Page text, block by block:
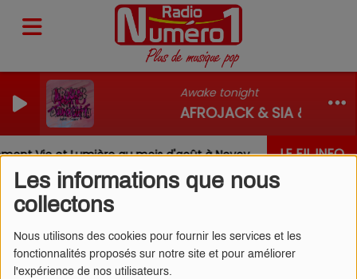
Les informations que nous
collectons
Nous utilisons des cookies pour fournir les services et les
fonctionnalités proposés sur notre site et pour améliorer
l'expérience de nos utilisateurs.
Awake tonight
AFROJACK & SIA & DAVID
LE FIL INFO
Vie et Lumière au mois d'août à Nevoy Louis,
AMEL BENT - POURQUOI TU